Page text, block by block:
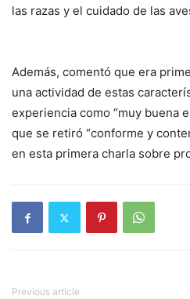
las razas y el cuidado de las
Además, comentó que era
una actividad de estas
experiencia como “muy buena
que se retiró “conforme y
en esta primera charla sobre
Previous article